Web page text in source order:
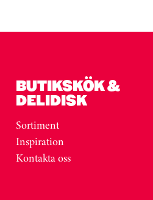
BUTIKSKÖK &
DELIDISK
Sortiment
Inspiration
Kontakta oss